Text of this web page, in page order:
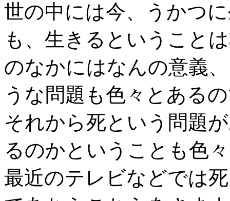
世の中には今、うかつ
も、生きるということ
のなかにはなんの意義
うな問題も色々とある
それから死という問題
るのかということも色
最近のテレビなどでは